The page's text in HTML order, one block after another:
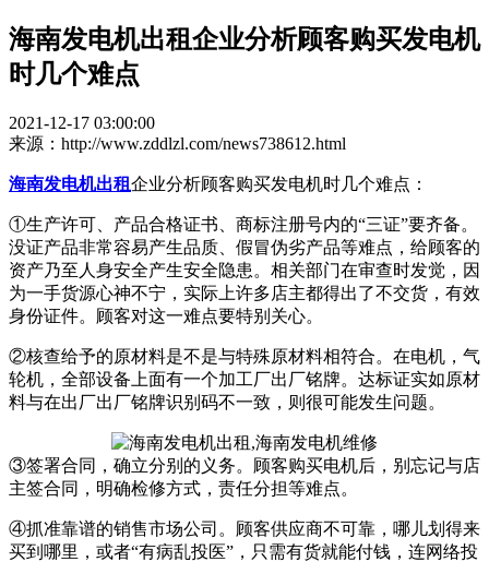
海南发电机出租企业分析顾客购买发电机
时几个难点
2021-12-17 03:00:00
来源：http://www.zddlzl.com/news738612.html
海南发电机出租企业分析顾客购买发电机时几个难点：
①生产许可、产品合格证书、商标注册号内的“三证”要齐备。
没证产品非常容易产生品质、假冒伪劣产品等难点，给顾客的
资产乃至人身安全产生安全隐患。相关部门在审查时发觉，因
为一手货源心神不宁，实际上许多店主都得出了不交货，有效
身份证件。顾客对这一难点要特别关心。
②核查给予的原材料是不是与特殊原材料相符合。在电机，气
轮机，全部设备上面有一个加工厂出厂铭牌。达标证实如原材
料与在出厂出厂铭牌识别码不一致，则很可能发生问题。
③签署合同，确立分别的义务。顾客购买电机后，别忘记与店
主签合同，明确检修方式，责任分担等难点。
④抓准靠谱的销售市场公司。顾客供应商不可靠，哪儿划得来
买到哪里，或者“有病乱投医”，只需有货就能付钱，连网络投